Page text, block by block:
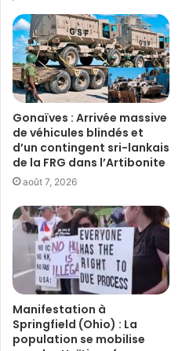
Gonaïves : Arrivée massive
de véhicules blindés et
d’un contingent sri-lankais
de la FRG dans l’Artibonite
août 7, 2026
Manifestation à
Springfield (Ohio) : La
population se mobilise